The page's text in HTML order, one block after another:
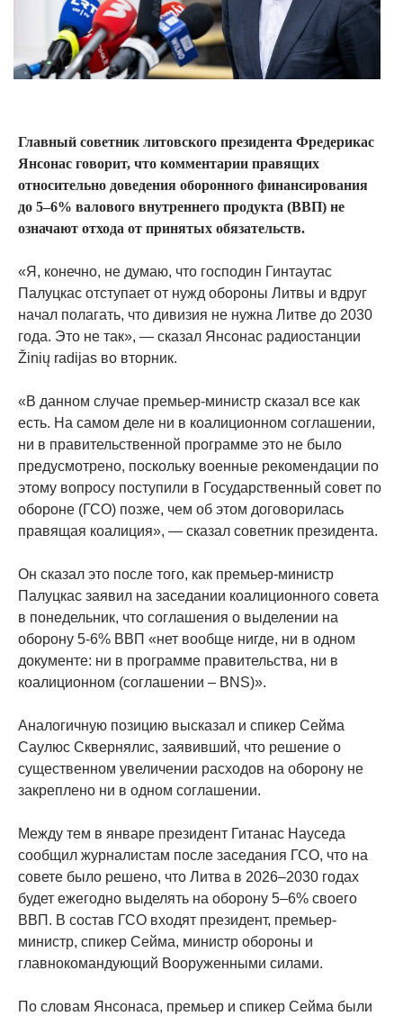
Главный советник литовского президента Фредерикас
Янсонас говорит, что комментарии правящих
относительно доведения оборонного финансирования
до 5–6% валового внутреннего продукта (ВВП) не
означают отхода от принятых обязательств.
«Я, конечно, не думаю, что господин Гинтаутас
Палуцкас отступает от нужд обороны Литвы и вдруг
начал полагать, что дивизия не нужна Литве до 2030
года. Это не так», — сказал Янсонас радиостанции
Žinių radijas во вторник.
«В данном случае премьер-министр сказал все как
есть. На самом деле ни в коалиционном соглашении,
ни в правительственной программе это не было
предусмотрено, поскольку военные рекомендации по
этому вопросу поступили в Государственный совет по
обороне (ГСО) позже, чем об этом договорилась
правящая коалиция», — сказал советник президента.
Он сказал это после того, как премьер-министр
Палуцкас заявил на заседании коалиционного совета
в понедельник, что соглашения о выделении на
оборону 5-6% ВВП «нет вообще нигде, ни в одном
документе: ни в программе правительства, ни в
коалиционном (соглашении – BNS)».
Аналогичную позицию высказал и спикер Сейма
Саулюс Сквернялис, заявивший, что решение о
существенном увеличении расходов на оборону не
закреплено ни в одном соглашении.
Между тем в январе президент Гитанас Науседа
сообщил журналистам после заседания ГСО, что на
совете было решено, что Литва в 2026–2030 годах
будет ежегодно выделять на оборону 5–6% своего
ВВП. В состав ГСО входят президент, премьер-
министр, спикер Сейма, министр обороны и
главнокомандующий Вооруженными силами.
По словам Янсонаса, премьер и спикер Сейма были